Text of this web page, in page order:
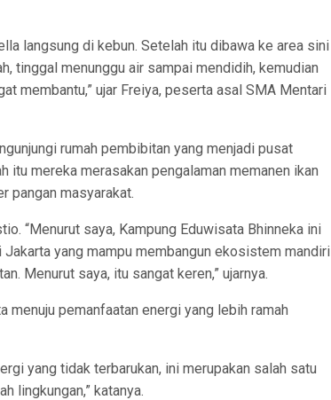
langsung di kebun. Setelah itu dibawa ke area sini
tinggal menunggu air sampai mendidih, kemudian
membantu,” ujar Freiya, peserta asal SMA Mentari
rumah pembibitan yang menjadi pusat
itu mereka merasakan pengalaman memanen ikan
pangan masyarakat.
“Menurut saya, Kampung Eduwisata Bhinneka ini
yang mampu membangun ekosistem mandiri
Menurut saya, itu sangat keren,” ujarnya.
menuju pemanfaatan energi yang lebih ramah
yang tidak terbarukan, ini merupakan salah satu
lingkungan,” katanya.